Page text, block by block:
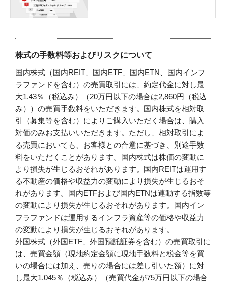
株式の手数料等およびリスクについて
国内株式（国内REIT、国内ETF、国内ETN、国内インフ
ラファンドを含む）の売買取引には、約定代金に対し最
大1.43％（税込み）（20万円以下の場合は2,860円（税込
み））の売買手数料をいただきます。国内株式を相対取
引（募集等を含む）によりご購入いただく場合は、購入
対価のみお支払いいただきます。ただし、相対取引によ
る売買においても、お客様との合意に基づき、別途手数
料をいただくことがあります。国内株式は株価の変動に
より損失が生じるおそれがあります。国内REITは運用す
る不動産の価格や収益力の変動により損失が生じるおそ
れがあります。国内ETFおよび国内ETNは連動する指数等
の変動により損失が生じるおそれがあります。国内イン
フラファンドは運用するインフラ資産等の価格や収益力
の変動により損失が生じるおそれがあります。
外国株式（外国ETF、外国預託証券を含む）の売買取引に
は、売買金額（現地約定金額に現地手数料と税金等を買
いの場合には加え、売りの場合には差し引いた額）に対
し最大1.045％（税込み）（売買代金が75万円以下の場合